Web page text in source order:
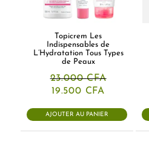
Topicrem Les
Indispensables de
L’Hydratation Tous Types
de Peaux
23.000CFA
Le
initial
était :
19.500 CFA
actuel
est :
AJOUTER AU PANIER